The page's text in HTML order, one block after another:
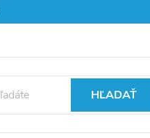
HĽADAŤ